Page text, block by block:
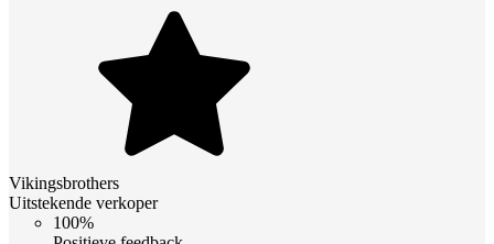
Vikingsbrothers
Uitstekende verkoper
100%